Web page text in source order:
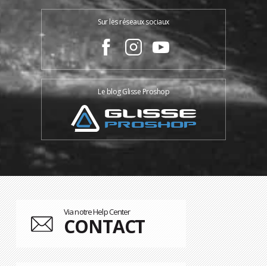
Sur les réseaux sociaux
Le blog Glisse Proshop
Via notre Help Center
CONTACT